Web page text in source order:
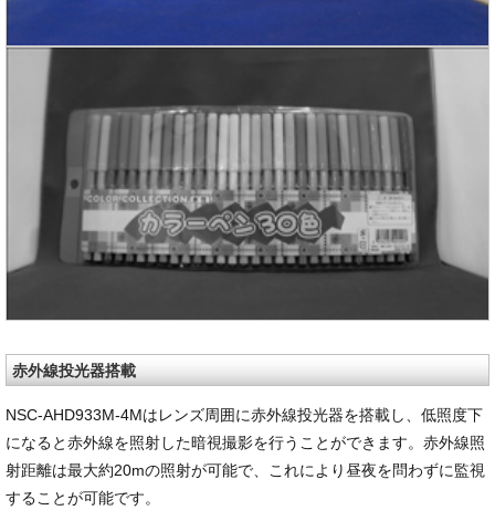
赤外線投光器搭載
NSC-AHD933M-4Mはレンズ周囲に赤外線投光器を搭載し、低照度下
になると赤外線を照射した暗視撮影を行うことができます。赤外線照
射距離は最大約20mの照射が可能で、これにより昼夜を問わずに監視
することが可能です。